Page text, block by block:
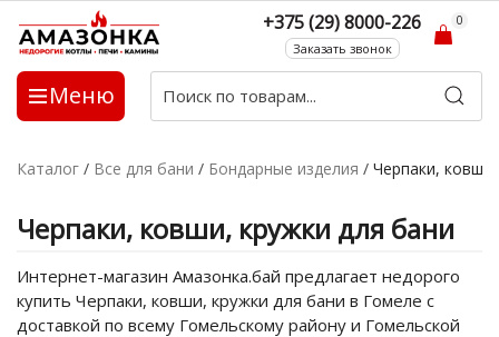
Меню
+375 (29) 8000-226
Заказать звонок
0
Каталог / Все для бани / Бондарные изделия / Черпаки,
Черпаки, ковши, кружки для бани
Интернет-магазин Амазонка.бай предлагает недорого
купить Черпаки, ковши, кружки для бани в Гомеле с
доставкой по всему Гомельскому району и Гомельской